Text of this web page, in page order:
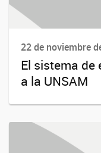
22 de noviembre
El sistema de
a la UNSAM